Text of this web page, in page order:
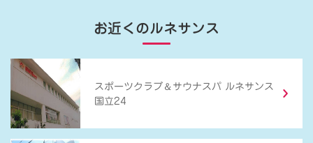
お近くのルネサンス
スポーツクラブ ＆ サウナスパ ルネサンス
国立24